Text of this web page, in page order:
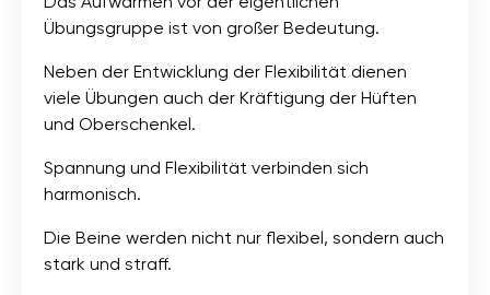
Übungsgruppe ist von großer Bedeutung.
Neben der Entwicklung der Flexibilität dienen
viele Übungen auch der Kräftigung der Hüften
und Oberschenkel.
Spannung und Flexibilität verbinden sich
harmonisch.
Die Beine werden nicht nur flexibel, sondern auch
stark und straff.